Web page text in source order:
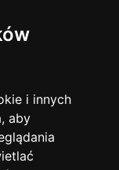
i innych
aby
I